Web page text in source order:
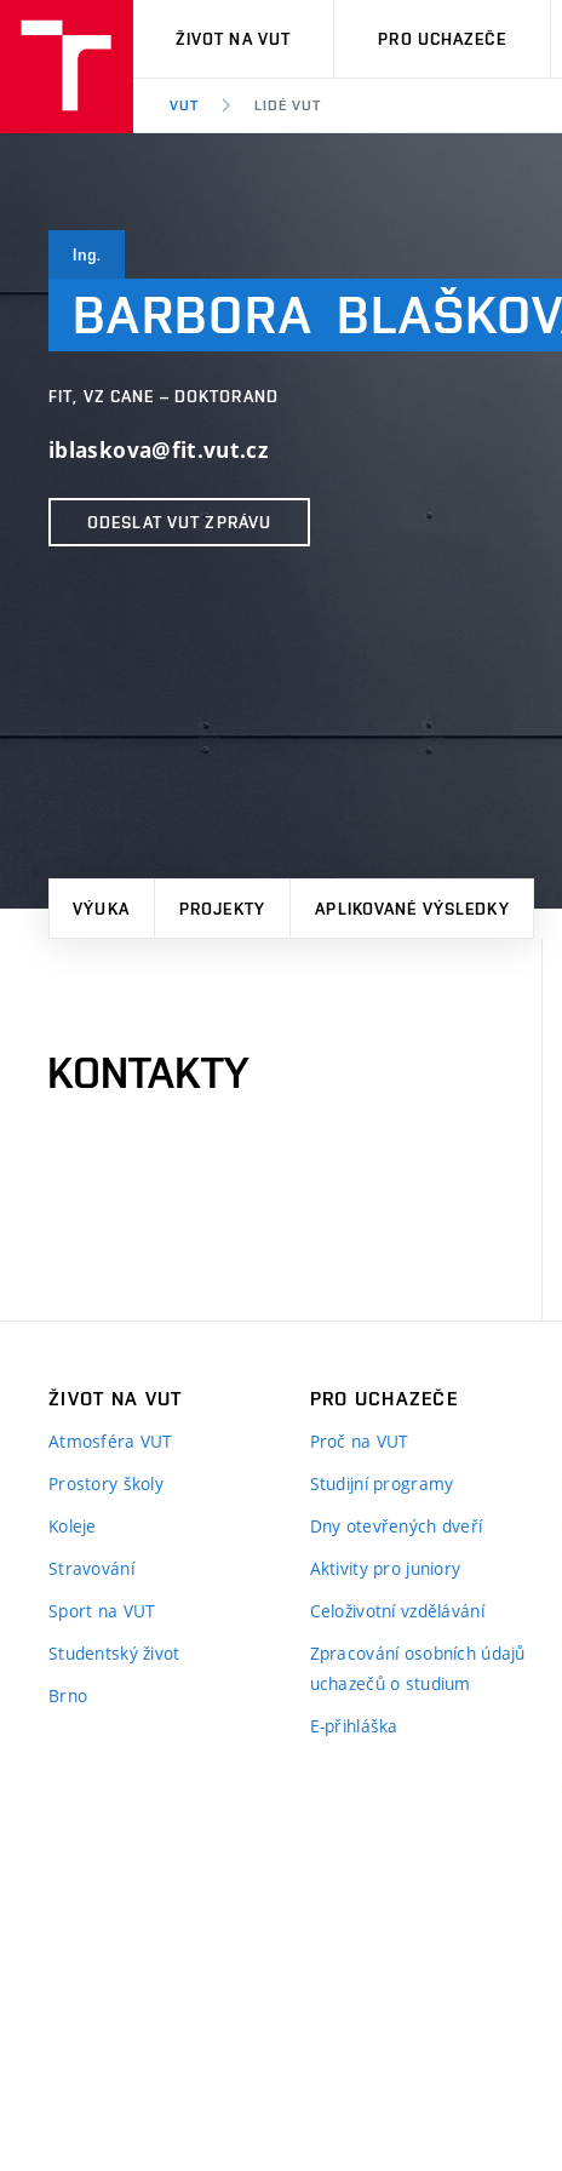
VUT
ŽIVOT NA VUT PRO UCHAZEČE
VUT LIDÉ VUT
Ing.
BARBORA
FIT, VZ CANE – DOKTORAND
iblaskova@fit.vut.cz
ODESLAT VUT ZPRÁVU
VÝUKA PROJEKTY APLIKOVANÉ VÝSLEDKY
KONTAKTY
ŽIVOT NA VUT
Atmosféra VUT
Prostory školy
Koleje
Stravování
Sport na VUT
Studentský život
Brno
PRO UCHAZEČE
Proč na VUT
Studijní programy
Dny otevřených dveří
Aktivity pro juniory
Celoživotní vzdělávání
Zpracování osobních údajů
uchazečů o studium
E-přihláška